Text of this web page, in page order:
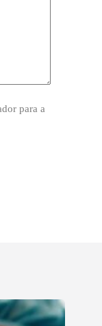
para a